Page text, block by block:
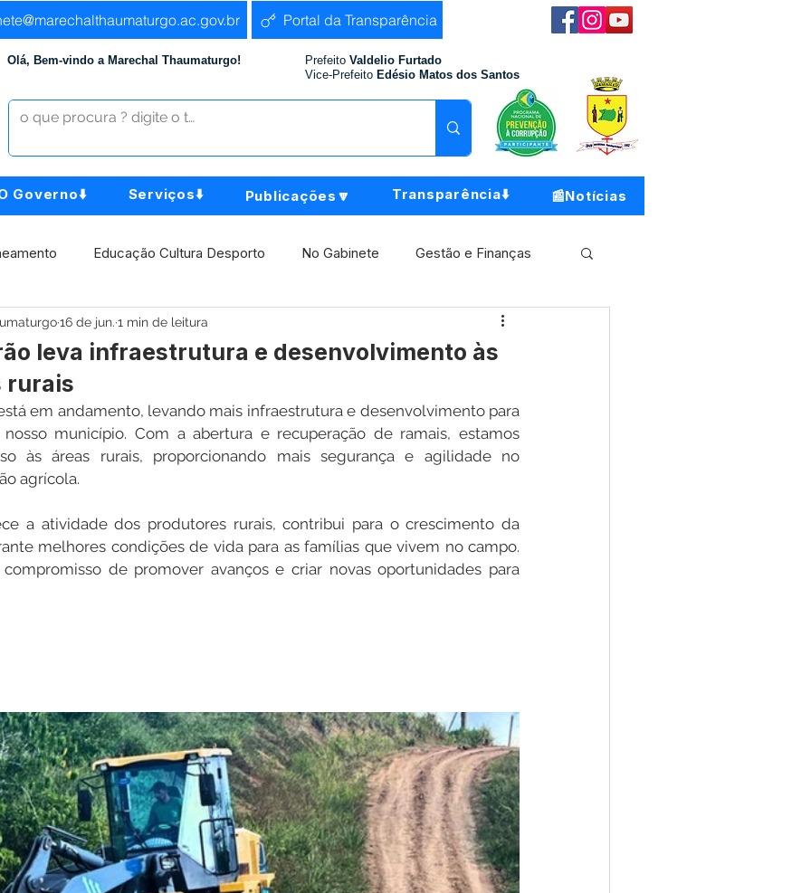
Portal da Transparência
Olá, Bem-vindo a Marechal Thaumaturgo! Prefeito Valdelio Furtado
Vice-Prefeito Edésio Matos dos Santos
Governo⬇️ Serviços⬇️ Publicações🔽 Transparência⬇️ 📰Notícias
Educação Cultura Desporto No Gabinete Gestão e Finanças
Social Comunidade Meio Ambiente
Institucional e Governo
Datas Comemorativas Vacinômetro Convênios e Parcerias
Licitações Defesa Civil Cheias e Alagações Convite
leva infraestrutura e desenvolvimento às
rurais
16 de jun. 1 min de leitura
em andamento, levando mais infraestrutura e desenvolvimento para
município. Com a abertura e recuperação de ramais, estamos
às áreas rurais, proporcionando mais segurança e agilidade no
agrícola.
a atividade dos produtores rurais, contribui para o crescimento da
melhores condições de vida para as famílias que vivem no campo.
de promover avanços e criar novas oportunidades para